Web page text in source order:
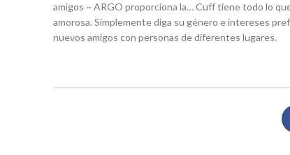
amigos ~ ARGO proporciona la… Cuff tiene todo lo
amorosa. Simplemente diga su género e intereses
nuevos amigos con personas de diferentes lugares.